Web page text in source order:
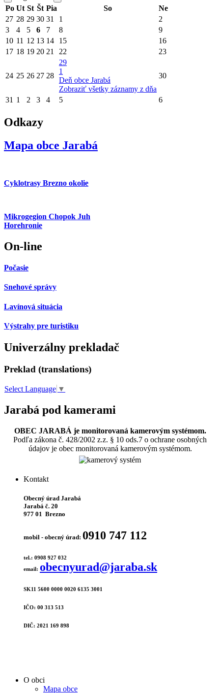
Po Ut St Št Pia So
Ne
27 28 29 30 31 1
2
3
4 5 6 7 8
9
10 11 12 13 14 15
16
17 18 19 20 21 22 23
24 25 26 27 28
29
1
Deň obce Jarabá
Zobraziť všetky záznamy z dňa
30
31 1 2 3 4 5 6
Odkazy
Mapa obce Jarabá
Cyklotrasy Brezno okolie
Mikrogegion Chopok Juh
Horehronie
On-line
Počasie
Snehové správy
Lavínová situácia
Výstrahy pre turistiku
Univerzálny prekladač
Preklad (translations)
Select Language ▼
Jarabá pod kamerami
OBEC JARABÁ je monitorovaná kamerovým systémom.
Podľa zákona č. 428/2002 z.z. § 10 ods.7 o ochrane osobných
údajov je obec monitorovaná kamerovým systémom.
Kontakt
Obecný úrad Jarabá
Jarabá č. 20
977 01 Brezno
mobil - obecný úrad: 0910 747 112
tel.: 0908 927 032
email: obecnyurad@jaraba.sk
SK11 5600 0000 0020 6135 3001
IČO: 00 313 513
DIČ: 2021 169 898
O obci
Mapa obce